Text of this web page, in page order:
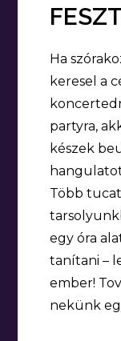
Ha
keresel a
partyra,
készek
Több
egy óra
tanítani –
ember!
nekünk